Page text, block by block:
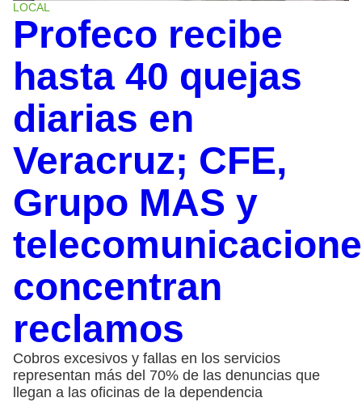
LOCAL
Profeco recibe
hasta 40 quejas
diarias en
Veracruz; CFE,
Grupo MAS y
concentran
reclamos
Cobros excesivos y fallas en los servicios
representan más del 70% de las denuncias que
llegan a las oficinas de la dependencia